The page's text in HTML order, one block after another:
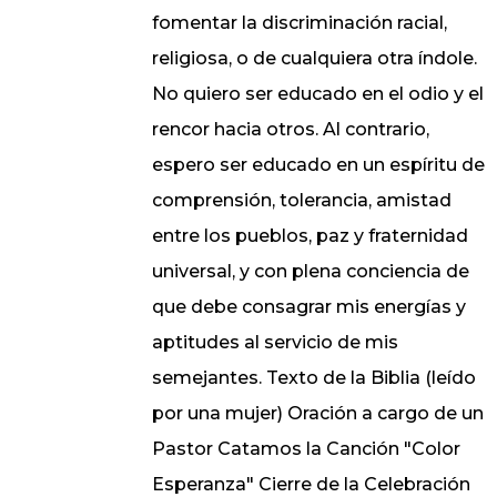
fomentar la discriminación racial,
religiosa, o de cualquiera otra índole.
No quiero ser educado en el odio y el
rencor hacia otros. Al contrario,
espero ser educado en un espíritu de
comprensión, tolerancia, amistad
entre los pueblos, paz y fraternidad
universal, y con plena conciencia de
que debe consagrar mis energías y
aptitudes al servicio de mis
semejantes. Texto de la Biblia (leído
por una mujer) Oración a cargo de un
Pastor Catamos la Canción "Color
Esperanza" Cierre de la Celebración